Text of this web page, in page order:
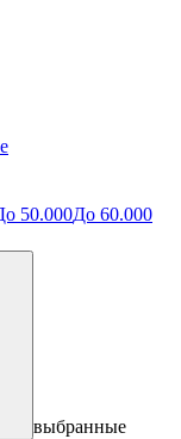
50.000До 60.000
выбранные